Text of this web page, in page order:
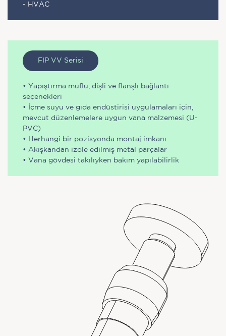
- HVAC
FIP VV Serisi
• Yapıştırma muflu, dişli ve flanşlı bağlantı
seçenekleri
• İçme suyu ve gıda endüstirisi uygulamaları için,
mevcut düzenlemelere uygun vana malzemesi (U-
PVC)
• Herhangi bir pozisyonda montaj imkanı
• Akışkandan izole edilmiş metal parçalar
• Vana gövdesi takılıyken bakım yapılabilirlik